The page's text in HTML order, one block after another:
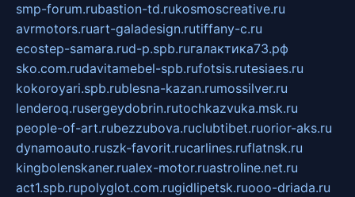
smp-forum.rubastion-td.rukosmoscreative.ru
avrmotors.ruart-galadesign.rutiffany-c.ru
ecostep-samara.rud-p.spb.ruгалактика73.рф
sko.com.rudavitamebel-spb.rufotsis.rutesiaes.ru
kokoroyari.spb.rublesna-kazan.rumossilver.ru
lenderoq.rusergeydobrin.rutochkazvuka.msk.ru
people-of-art.rubezzubova.ruclubtibet.ruorior-aks.ru
dynamoauto.ruszk-favorit.rucarlines.ruflatnsk.ru
kingbolenskaner.rualex-motor.ruastroline.net.ru
act1.spb.rupolyglot.com.rugidlipetsk.ruooo-driada.ru